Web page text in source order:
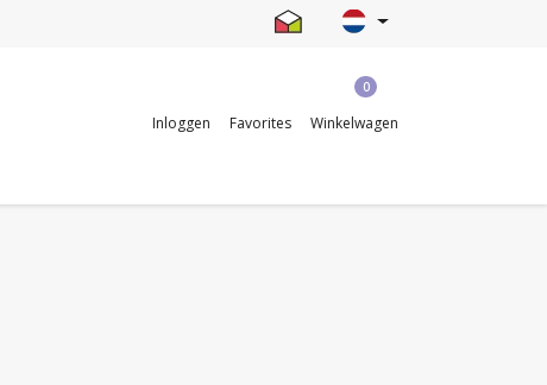
Inloggen Favorites
0
Winkelwagen